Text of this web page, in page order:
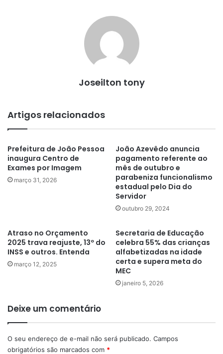
Joseilton tony
Artigos relacionados
Prefeitura de João Pessoa
inaugura Centro de
Exames por Imagem
março 31, 2026
João Azevêdo anuncia
pagamento referente ao
mês de outubro e
parabeniza funcionalismo
estadual pelo Dia do
Servidor
outubro 29, 2024
Atraso no Orçamento
2025 trava reajuste, 13º do
INSS e outros. Entenda
março 12, 2025
Secretaria de Educação
celebra 55% das crianças
alfabetizadas na idade
certa e supera meta do
MEC
janeiro 5, 2026
Deixe um comentário
O seu endereço de e-mail não será publicado. Campos
obrigatórios são marcados com *